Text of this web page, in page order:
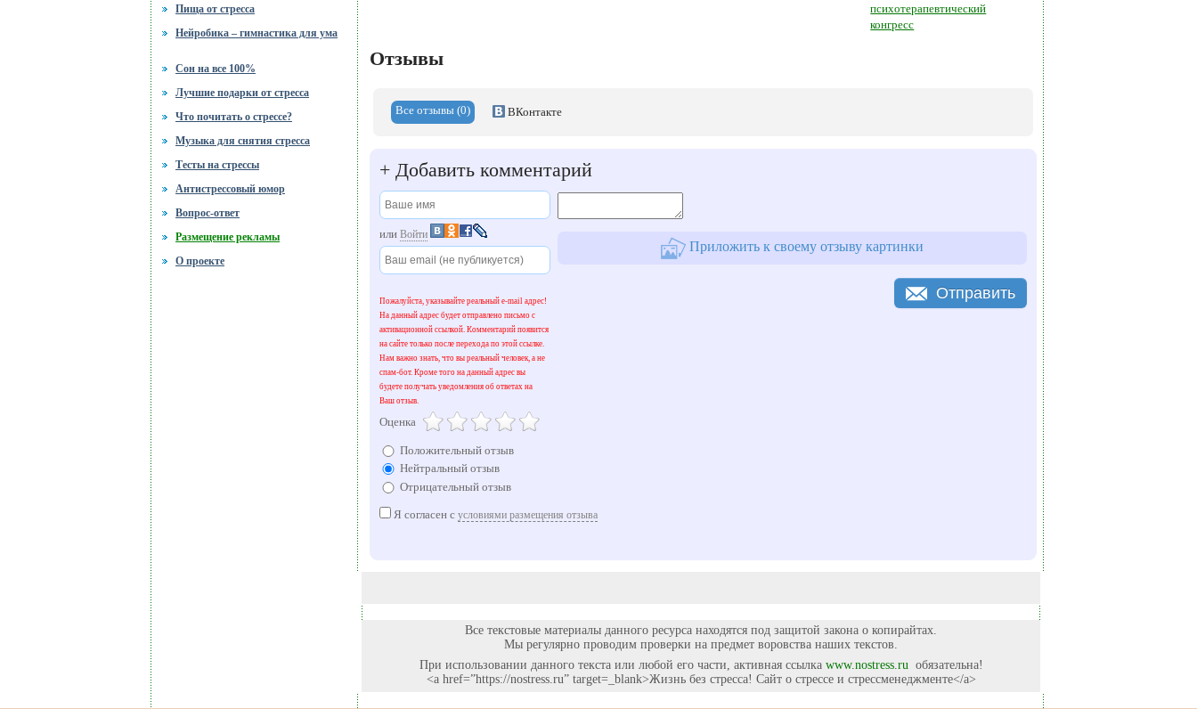
Пища от стресса
Нейробика – гимнастика для ума
Сон на все 100%
Лучшие подарки от стресса
Что почитать о стрессе?
Музыка для снятия стресса
Тесты на стрессы
Антистрессовый юмор
Вопрос-ответ
Размещение рекламы
О проекте
психотерапевтический
конгресс
Отзывы
Все отзывы (0) ВКонтакте
+ Добавить комментарий
или Войти
Пожалуйста, указывайте реальный e-mail адрес!
На данный адрес будет отправлено письмо с
активационной ссылкой. Комментарий появится
на сайте только после перехода по этой ссылке.
Нам важно знать, что вы реальный человек, а не
спам-бот. Кроме того на данный адрес вы
будете получать уведомления об ответах на
Ваш отзыв.
Оценка
Положительный отзыв
Нейтральный отзыв
Отрицательный отзыв
Приложить к своему отзыву картинки
Я согласен с условиями размещения отзыва
Отправить
Все текстовые материалы данного ресурса находятся под защитой закона о копирайтах.
Мы регулярно проводим проверки на предмет воровства наших текстов.
При использовании данного текста или любой его части, активная ссылка www.nostress.ru обязательна!
<a href=”https://nostress.ru” target=_blank>Жизнь без стресса! Сайт о стрессе и стрессменеджменте</a>